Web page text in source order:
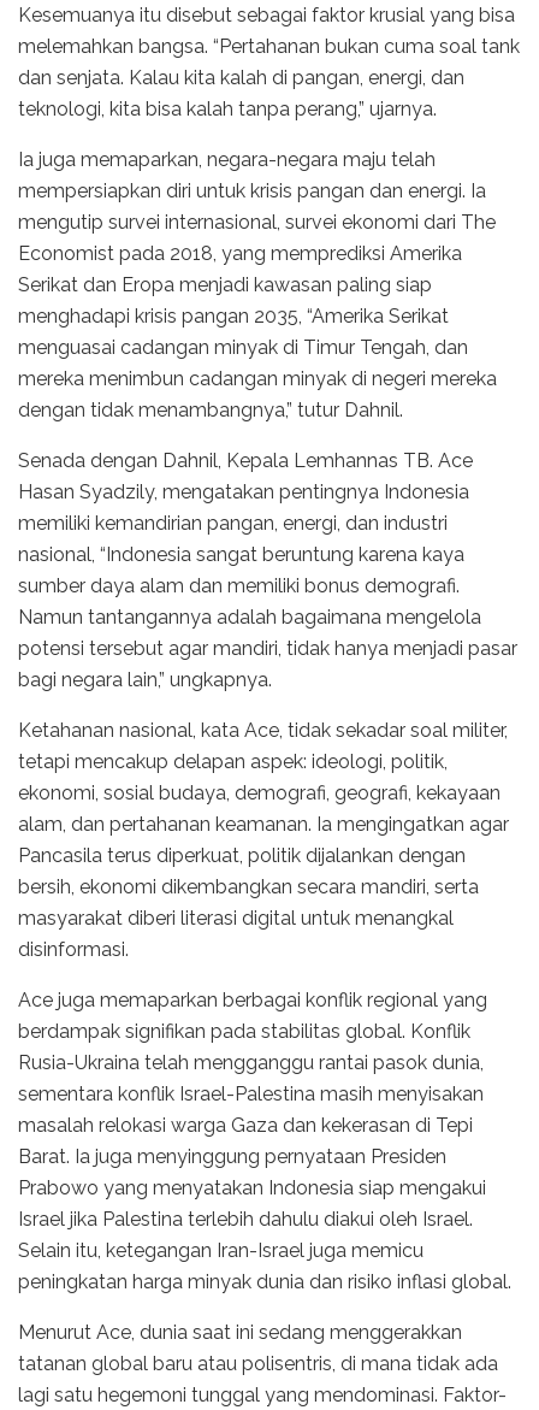
Kesemuanya itu disebut sebagai faktor krusial yang bisa
melemahkan bangsa. “Pertahanan bukan cuma soal tank
dan senjata. Kalau kita kalah di pangan, energi, dan
teknologi, kita bisa kalah tanpa perang,” ujarnya.
Ia juga memaparkan, negara-negara maju telah
mempersiapkan diri untuk krisis pangan dan energi. Ia
mengutip survei internasional, survei ekonomi dari The
Economist pada 2018, yang memprediksi Amerika
Serikat dan Eropa menjadi kawasan paling siap
menghadapi krisis pangan 2035, “Amerika Serikat
menguasai cadangan minyak di Timur Tengah, dan
mereka menimbun cadangan minyak di negeri mereka
dengan tidak menambangnya,” tutur Dahnil.
Senada dengan Dahnil, Kepala Lemhannas TB. Ace
Hasan Syadzily, mengatakan pentingnya Indonesia
memiliki kemandirian pangan, energi, dan industri
nasional, “Indonesia sangat beruntung karena kaya
sumber daya alam dan memiliki bonus demografi.
Namun tantangannya adalah bagaimana mengelola
potensi tersebut agar mandiri, tidak hanya menjadi pasar
bagi negara lain,” ungkapnya.
Ketahanan nasional, kata Ace, tidak sekadar soal militer,
tetapi mencakup delapan aspek: ideologi, politik,
ekonomi, sosial budaya, demografi, geografi, kekayaan
alam, dan pertahanan keamanan. Ia mengingatkan agar
Pancasila terus diperkuat, politik dijalankan dengan
bersih, ekonomi dikembangkan secara mandiri, serta
masyarakat diberi literasi digital untuk menangkal
disinformasi.
Ace juga memaparkan berbagai konflik regional yang
berdampak signifikan pada stabilitas global. Konflik
Rusia-Ukraina telah mengganggu rantai pasok dunia,
sementara konflik Israel-Palestina masih menyisakan
masalah relokasi warga Gaza dan kekerasan di Tepi
Barat. Ia juga menyinggung pernyataan Presiden
Prabowo yang menyatakan Indonesia siap mengakui
Israel jika Palestina terlebih dahulu diakui oleh Israel.
Selain itu, ketegangan Iran-Israel juga memicu
peningkatan harga minyak dunia dan risiko inflasi global.
Menurut Ace, dunia saat ini sedang menggerakkan
tatanan global baru atau polisentris, di mana tidak ada
lagi satu hegemoni tunggal yang mendominasi. Faktor-